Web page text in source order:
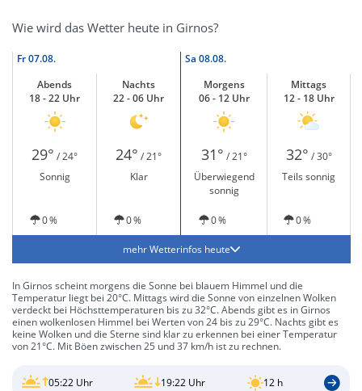
Wie wird das Wetter heute in Girnos?
Fr07.08. Sa 08.08.
Abends
18 - 22 Uhr
Nachts
22 - 06 Uhr
Morgens
06 - 12 Uhr
Mittags
12 - 18 Uhr
29° / 24° 24° / 21° 31° / 21° 32° / 30°
Sonnig
Klar
Überwiegend
sonnig
Teils sonnig
0 % 0 % 0 % 0 %
mehr Wetterinfos heute
In Girnos scheint morgens die Sonne bei blauem Himmel und die
Temperatur liegt bei 20°C. Mittags wird die Sonne von einzelnen Wolken
verdeckt bei Höchsttemperaturen bis zu 32°C. Abends gibt es in Girnos
einen wolkenlosen Himmel bei Werten von 24 bis zu 29°C. Nachts gibt es
keine Wolken und die Sterne sind klar zu erkennen bei einer Temperatur
von 21°C. Mit Böen zwischen 25 und 37 km/h ist zu rechnen.
05:22 Uhr 19:22 Uhr 12 h